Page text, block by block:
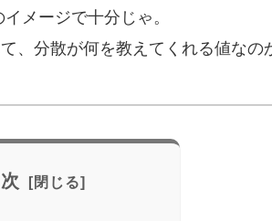
メージで十分じゃ。
、分散が何を教えてくれる値なの